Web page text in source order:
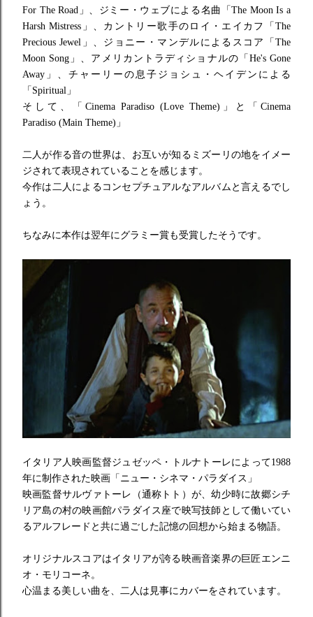
For The Road」、ジミー・ウェブによる名曲「The Moon Is a
Harsh Mistress」、カントリー歌手の ロイ・エイカフ「The
Precious Jewel」、 ジョニー・マンデルによるスコア「The
Moon Song」、アメリカントラディショナルの「 He's Gone
Away」、 チャーリーの息子ジョシュ・ヘイデンによる
「Spiritual」
そして、
「Cinema Paradiso (Love Theme)」と「Cinema
Paradiso (Main Theme)」
二人が作る音の世界は、お互いが知るミズーリの地をイメー
ジされて表現されていることを感じます。
今作は二人によるコンセプチュアルなアルバムと言えるでし
ょう。
ちなみに本作は翌年にグラミー賞も受賞したそうです。
イタリア人映画監督ジュゼッペ・トルナトーレによって1988
年に制作された映画「ニュー・シネマ・パラダイス」
映画監督サルヴァトーレ（通称トト）が、幼少時に故郷シチ
リア島の村の映画館パラダイス座で映写技師として働いてい
るアルフレードと共に過ごした記憶の回想から始まる物語。
オリジナルスコアはイタリアが誇る映画音楽界の巨匠 エンニ
オ・モリコーネ。
心温まる美しい曲を、二人は見事にカバーをされています。